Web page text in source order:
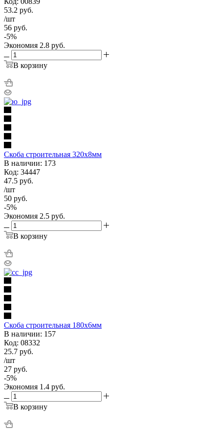
53.2 руб.
/шт
56 руб.
-5%
Экономия 2.8 руб.
В корзину
Скоба строительная 320х8мм
В наличии: 173
Код: 34447
47.5 руб.
/шт
50 руб.
-5%
Экономия 2.5 руб.
В корзину
Скоба строительная 180х6мм
В наличии: 157
Код: 08332
25.7 руб.
/шт
27 руб.
-5%
Экономия 1.4 руб.
В корзину